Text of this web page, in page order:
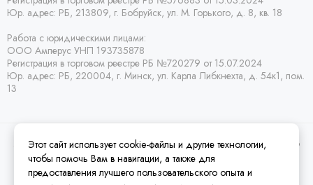
Юр. адрес: РБ, 213809, г. Бобруйск, ул. М. Горького, д. 8, кв. 18
Работа с юридическими лицами:
ООО Амперус УНП 193735878
Регистрация в торговом реестре РБ №720279 от 15.07.2024
Юр. адрес: РБ, 220004, г. Минск, ул. Карла Либкнехта, д. 54к1, пом.
13
2026 © Amperus Радиодетали Минск | купить в розницу, оптом и почтой по
Беларуси.Карта сайта
Этот сайт использует cookie-файлы и другие технологии,
чтобы помочь Вам в навигации, а также для
предоставления лучшего пользовательского опыта и